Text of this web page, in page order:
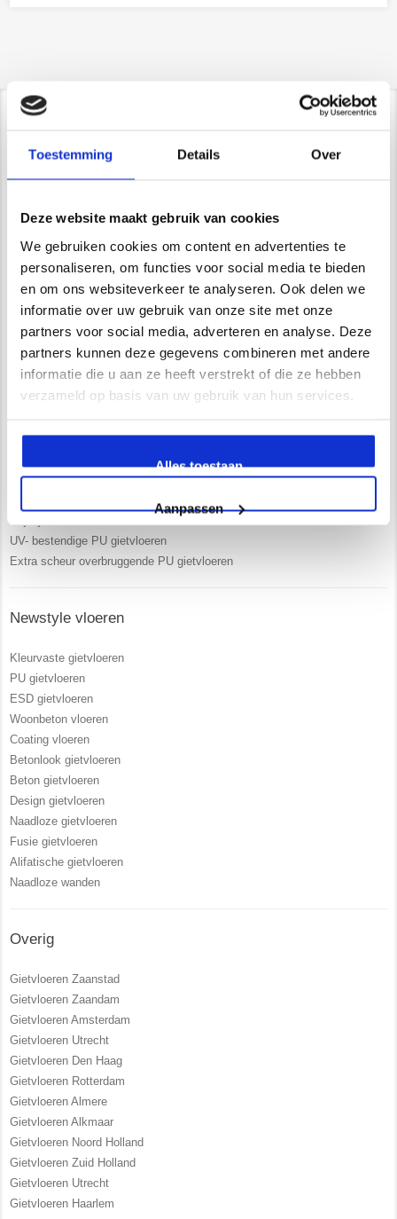
Toestemming Details Over
Deze website maakt gebruik van cookies
We gebruiken cookies om content en advertenties te
personaliseren, om functies voor social media te bieden
en om ons websiteverkeer te analyseren. Ook delen we
informatie over uw gebruik van onze site met onze
partners voor social media, adverteren en analyse. Deze
partners kunnen deze gegevens combineren met andere
informatie die u aan ze heeft verstrekt of die ze hebben
verzameld op basis van uw gebruik van hun services.
Alles toestaan
Aanpassen
Showroom
Wij zijn VCA gecertificeerd
Uitgebreide service en begeleiding
Ruim 15 jaar ervaring
Vrijblijvend advies in onze 250 m2 showroom
UV- bestendige PU gietvloeren
Extra scheur overbruggende PU gietvloeren
Newstyle vloeren
Kleurvaste gietvloeren
PU gietvloeren
ESD gietvloeren
Woonbeton vloeren
Coating vloeren
Betonlook gietvloeren
Beton gietvloeren
Design gietvloeren
Naadloze gietvloeren
Fusie gietvloeren
Alifatische gietvloeren
Naadloze wanden
Overig
Gietvloeren Zaanstad
Gietvloeren Zaandam
Gietvloeren Amsterdam
Gietvloeren Utrecht
Gietvloeren Den Haag
Gietvloeren Rotterdam
Gietvloeren Almere
Gietvloeren Alkmaar
Gietvloeren Noord Holland
Gietvloeren Zuid Holland
Gietvloeren Utrecht
Gietvloeren Haarlem